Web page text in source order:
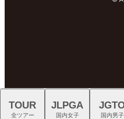
TOUR
全ツアー
JLPGA
国内女子 国内男子